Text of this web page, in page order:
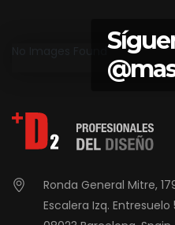
Ronda General Mitre,
Escalera Izq. Entresuelo